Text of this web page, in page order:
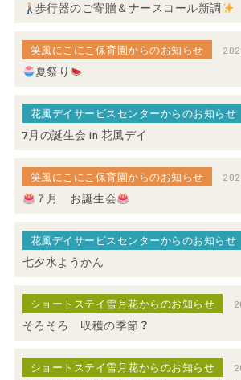
歩行器のご寄贈＆ナースコール新調
笑風にこにこ保育園からのお知らせ
夏祭り
花風デイサービスセンターからのお知らせ
7月の誕生会 in 花風デイ
笑風にこにこ保育園からのお知らせ
７月 お誕生会
花風デイサービスセンターからのお知らせ
七夕水ようかん
ショートステイ雪月花からのお知らせ
そろそろ 収穫の季節？
ショートステイ雪月花からのお知らせ